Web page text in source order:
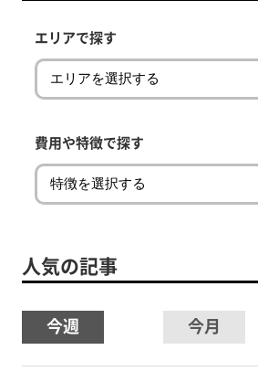
エリアで探す
費用や特徴で探す
人気の記事
今週 今月